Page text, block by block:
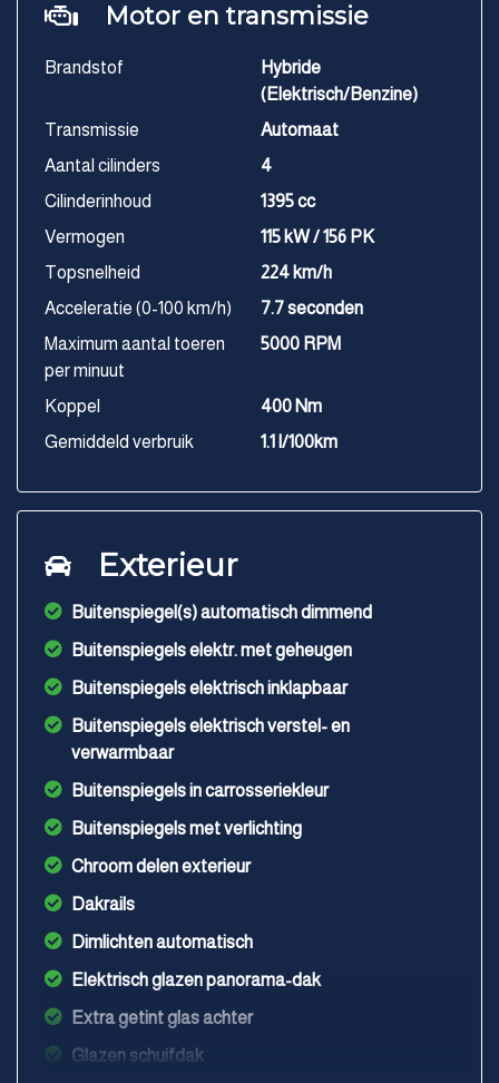
Motor en transmissie
Brandstof
Hybride
(Elektrisch/Benzine)
Transmissie
Automaat
Aantal cilinders
4
Cilinderinhoud
1395 cc
Vermogen
115 kW / 156 PK
Topsnelheid
224 km/h
Acceleratie (0-100 km/h)
7.7 seconden
Maximum aantal toeren
per minuut
5000 RPM
Koppel
400 Nm
Gemiddeld verbruik
1.1 l/100km
Exterieur
Buitenspiegel(s) automatisch dimmend
Buitenspiegels elektr. met geheugen
Buitenspiegels elektrisch inklapbaar
Buitenspiegels elektrisch verstel- en
verwarmbaar
Buitenspiegels in carrosseriekleur
Buitenspiegels met verlichting
Chroom delen exterieur
Dakrails
Dimlichten automatisch
Elektrisch glazen panorama-dak
Extra getint glas achter
Glazen schuifdak